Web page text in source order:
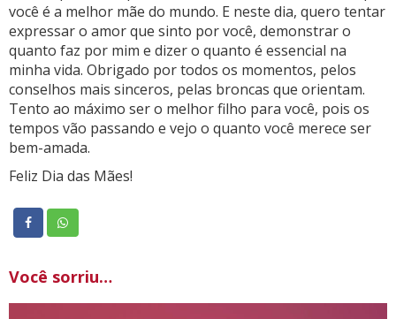
você é a melhor mãe do mundo. E neste dia, quero tentar
expressar o amor que sinto por você, demonstrar o
quanto faz por mim e dizer o quanto é essencial na
minha vida. Obrigado por todos os momentos, pelos
conselhos mais sinceros, pelas broncas que orientam.
Tento ao máximo ser o melhor filho para você, pois os
tempos vão passando e vejo o quanto você merece ser
bem-amada.
Feliz Dia das Mães!
Você sorriu…